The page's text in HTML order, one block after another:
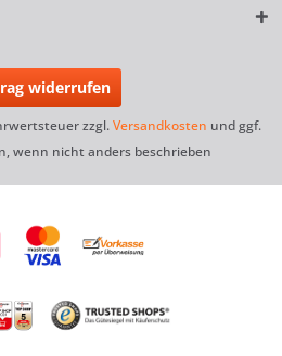
widerrufen
zzgl.Versandkosten und ggf.
wenn nicht anders beschrieben